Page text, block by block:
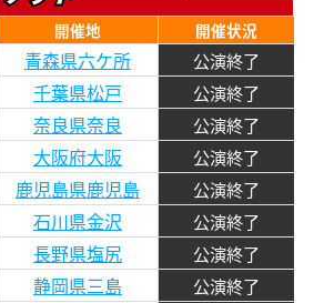
開催地 開催状況
青森県六ケ所
公演終了
千葉県松戸
公演終了
奈良県奈良
公演終了
大阪府大阪
公演終了
鹿児島県鹿児島
公演終了
石川県金沢
公演終了
長野県塩尻
公演終了
静岡県三島
公演終了